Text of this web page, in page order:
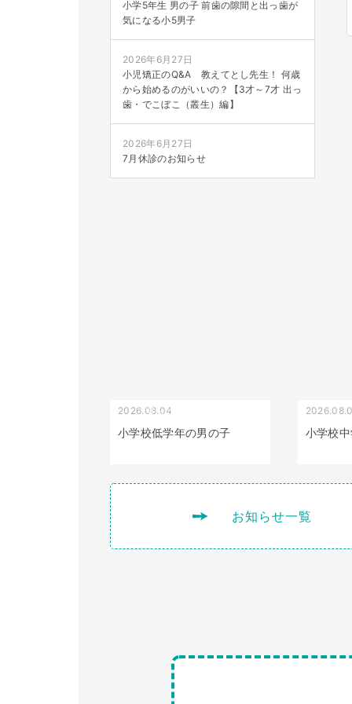
小学5年生 男の子 前歯の隙間と出っ歯が
気になる小5男子
2026年6月27日
小児矯正のQ&A 教えてとし先生！ 何歳
から始めるのがいいの？【3才～7才 出っ
歯・でこぼこ（叢生）編】
2026年6月27日
7月休診のお知らせ
受け口（しゃくれている）
2026.08.04
小学校低学年の男の子 小学校
お知らせ一覧